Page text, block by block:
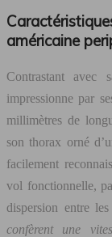
américaine
Contrastant avec
impressionne par
millimètres de
son thorax orné
facilement
vol fonctionnelle,
dispersion entre
confèrent une